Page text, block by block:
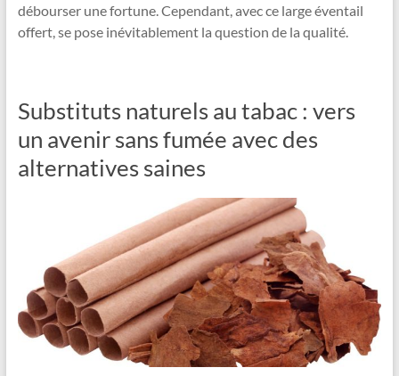
débourser une fortune. Cependant, avec ce large éventail
offert, se pose inévitablement la question de la qualité.
Substituts naturels au tabac : vers
un avenir sans fumée avec des
alternatives saines